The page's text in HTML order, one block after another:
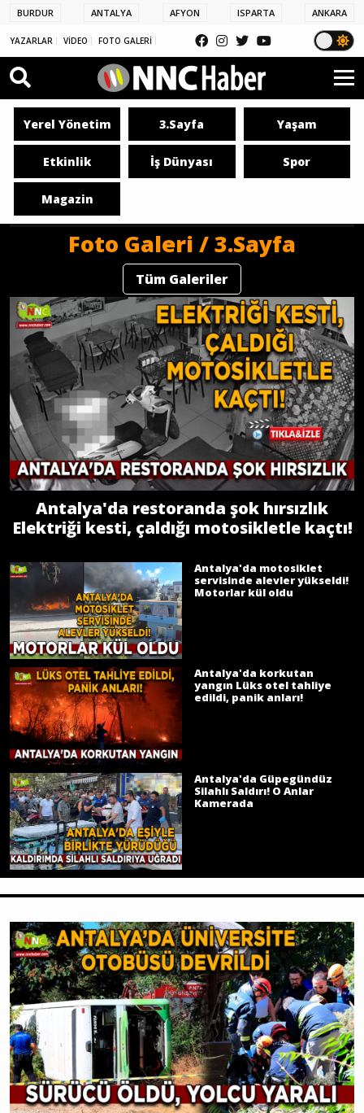
BURDUR ANTALYA AFYON ISPARTA ANKARA
YAZARLAR VİDEO FOTO GALERİ
Yerel Yönetim 3.Sayfa Yaşam
Etkinlik İş Dünyası Spor
Magazin
Foto Galeri / 3.Sayfa
Tüm Galeriler
Antalya'da restoranda şok hırsızlık
Elektriği kesti, çaldığı motosikletle kaçtı!
Antalya'da motosiklet
servisinde alevler yükseldi!
Motorlar kül oldu
Antalya'da korkutan
yangın Lüks otel tahliye
edildi, panik anları!
Antalya'da Güpegündüz
Silahlı Saldırı! O Anlar
Kamerada